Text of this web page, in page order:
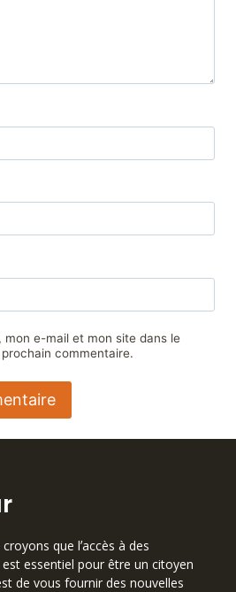
mon e-mail et mon site dans le
commentaire.
que lʼaccès à des
essentiel pour être un citoyen
de vous fournir des nouvelles